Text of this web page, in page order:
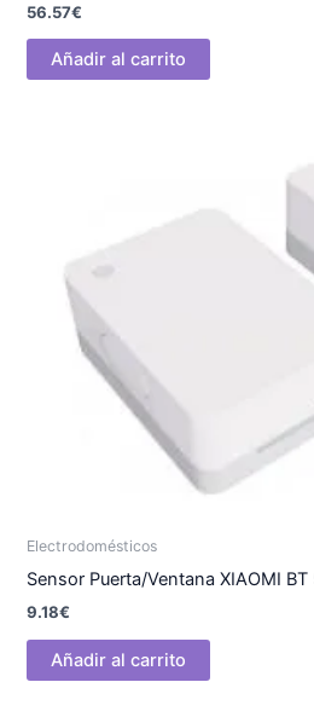
56.57€
Añadir al carrito
Electrodomésticos
Sensor Puerta/Ventana XIAOMI BT
9.18€
Añadir al carrito